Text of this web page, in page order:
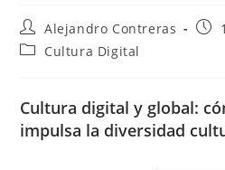
Autor
de
Alejandro Contreras
Categoría
entrada:
Cultura Digital
Cultura digital y global:
impulsa la diversidad